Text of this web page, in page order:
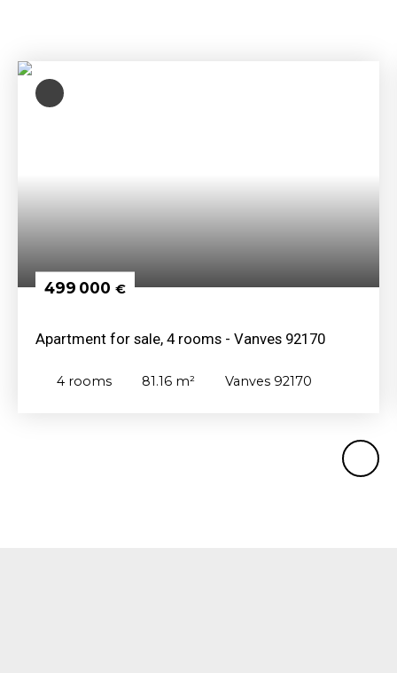
499 000 €
Apartment for sale, 4 rooms - Vanves 92170
4 rooms 81.16 m² Vanves 92170